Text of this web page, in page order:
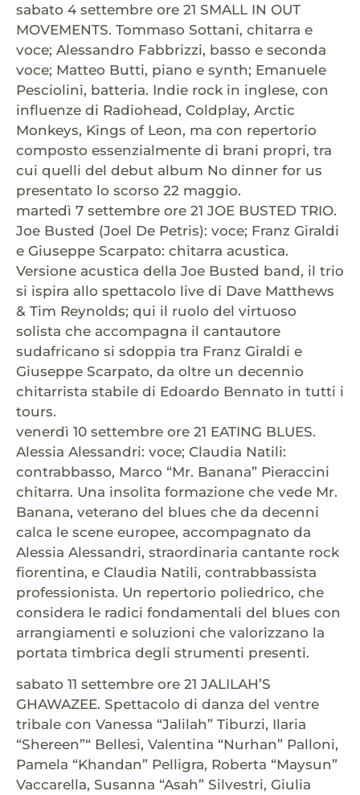
sabato 4 settembre ore 21 SMALL IN OUT
MOVEMENTS. Tommaso Sottani, chitarra e
voce; Alessandro Fabbrizzi, basso e seconda
voce; Matteo Butti, piano e synth; Emanuele
Pesciolini, batteria. Indie rock in inglese, con
influenze di Radiohead, Coldplay, Arctic
Monkeys, Kings of Leon, ma con repertorio
composto essenzialmente di brani propri, tra
cui quelli del debut album No dinner for us
presentato lo scorso 22 maggio.
martedì 7 settembre ore 21 JOE BUSTED TRIO.
Joe Busted (Joel De Petris): voce; Franz Giraldi
e Giuseppe Scarpato: chitarra acustica.
Versione acustica della Joe Busted band, il trio
si ispira allo spettacolo live di Dave Matthews
& Tim Reynolds; qui il ruolo del virtuoso
solista che accompagna il cantautore
sudafricano si sdoppia tra Franz Giraldi e
Giuseppe Scarpato, da oltre un decennio
chitarrista stabile di Edoardo Bennato in tutti i
tours.
venerdì 10 settembre ore 21 EATING BLUES.
Alessia Alessandri: voce; Claudia Natili:
contrabbasso, Marco “Mr. Banana” Pieraccini
chitarra. Una insolita formazione che vede Mr.
Banana, veterano del blues che da decenni
calca le scene europee, accompagnato da
Alessia Alessandri, straordinaria cantante rock
fiorentina, e Claudia Natili, contrabbassista
professionista. Un repertorio poliedrico, che
considera le radici fondamentali del blues con
arrangiamenti e soluzioni che valorizzano la
portata timbrica degli strumenti presenti.
sabato 11 settembre ore 21 JALILAH’S
GHAWAZEE. Spettacolo di danza del ventre
tribale con Vanessa “Jalilah” Tiburzi, Ilaria
“Shereen”“ Bellesi, Valentina “Nurhan” Palloni,
Pamela “Khandan” Pelligra, Roberta “Maysun”
Vaccarella, Susanna “Asah” Silvestri, Giulia